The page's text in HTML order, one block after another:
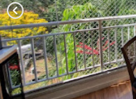
chevron_left